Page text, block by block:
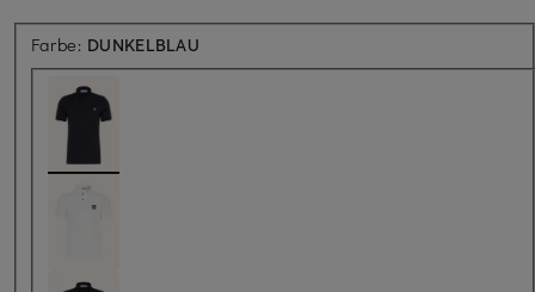
Farbe: DUNKELBLAU